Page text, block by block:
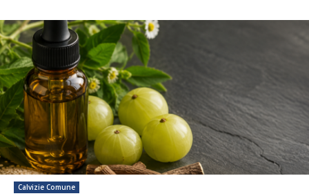
Calvizie Comune